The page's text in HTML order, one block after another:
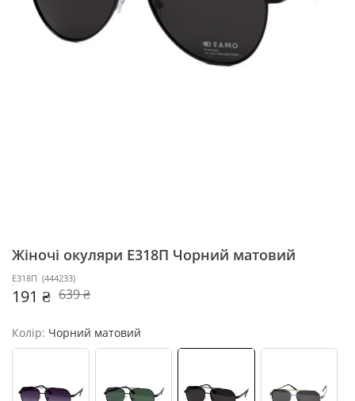
Жіночі окуляри Е318П Чорний матовий
Е318П (444233)
191 ₴ 639 ₴
Колір: Чорний матовий